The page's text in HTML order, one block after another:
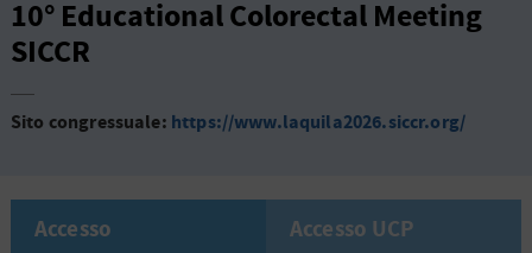
10° Educational Colorectal Meeting
SICCR
Sito congressuale: https://www.laquila2026.siccr.org/
Accesso Accesso UCP